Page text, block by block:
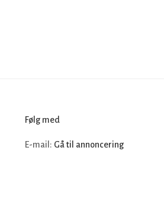
Følg med
E-mail: Gå til annoncering